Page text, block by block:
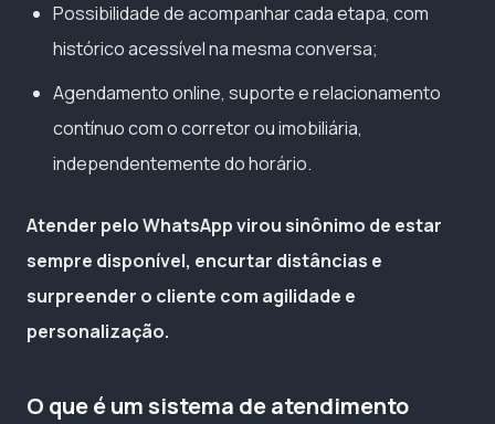
Possibilidade de acompanhar cada etapa, com
histórico acessível na mesma conversa;
Agendamento online, suporte e relacionamento
contínuo com o corretor ou imobiliária,
independentemente do horário.
Atender pelo WhatsApp virou sinônimo de estar
sempre disponível, encurtar distâncias e
surpreender o cliente com agilidade e
personalização.
O que é um sistema de atendimento